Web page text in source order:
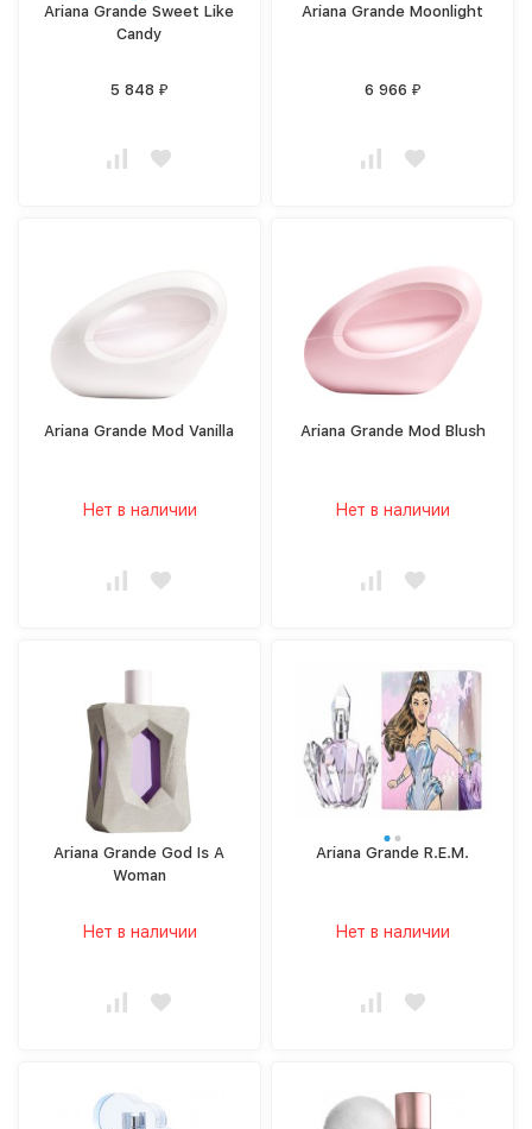
Ariana Grande Sweet Like
Candy
5 848 ₽
Ariana Grande Moonlight
6 966 ₽
Ariana Grande Mod Vanilla
Нет в наличии
Ariana Grande Mod Blush
Нет в наличии
Ariana Grande God Is A
Woman
Нет в наличии
Ariana Grande R.E.M.
Нет в наличии